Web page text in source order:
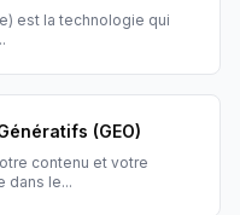
est la technologie qui
(GEO)
contenu et votre
dans le...